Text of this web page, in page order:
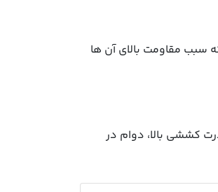
سبب مقاومت بالای آن ها
کششی بالا، دوام در